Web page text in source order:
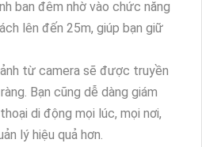
ban đêm nhờ vào chức năng
lên đến 25m, giúp bạn giữ
từ camera sẽ được truyền
Bạn cũng dễ dàng giám
di động mọi lúc, mọi nơi,
lý hiệu quả hơn.